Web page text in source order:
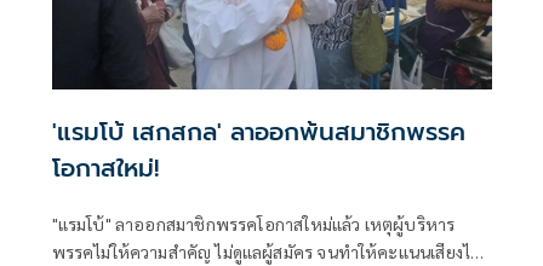
'แรมโบ้ เสกสกล' ลาออกพ้นสมาชิกพรรค
โอกาสใหม่!
"แรมโบ้" ลาออกสมาชิกพรรคโอกาสใหม่แล้ว เหตุผู้บริหาร
พรรคไม่ให้ความสำคัญ ไม่ดูแลผู้สมัคร จนทำให้คะแนนเสียงไป